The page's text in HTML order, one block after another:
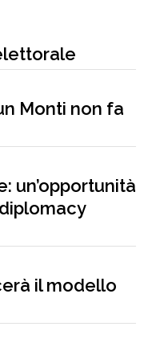
Monti non fa
un’opportunità
il modello